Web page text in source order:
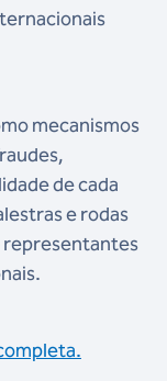
mecanismos
de cada
e rodas
representantes